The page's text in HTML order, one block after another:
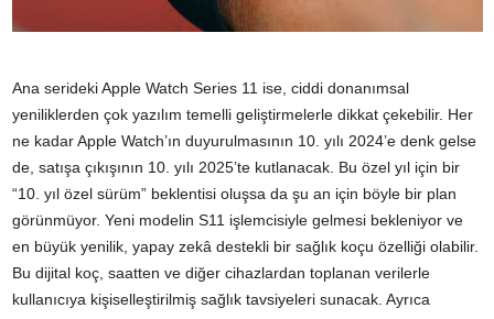
Ana serideki Apple Watch Series 11 ise, ciddi donanımsal
yeniliklerden çok yazılım temelli geliştirmelerle dikkat çekebilir. Her
ne kadar Apple Watch’ın duyurulmasının 10. yılı 2024’e denk gelse
de, satışa çıkışının 10. yılı 2025’te kutlanacak. Bu özel yıl için bir
“10. yıl özel sürüm” beklentisi oluşsa da şu an için böyle bir plan
görünmüyor. Yeni modelin S11 işlemcisiyle gelmesi bekleniyor ve
en büyük yenilik, yapay zekâ destekli bir sağlık koçu özelliği olabilir.
Bu dijital koç, saatten ve diğer cihazlardan toplanan verilerle
kullanıcıya kişiselleştirilmiş sağlık tavsiyeleri sunacak. Ayrıca